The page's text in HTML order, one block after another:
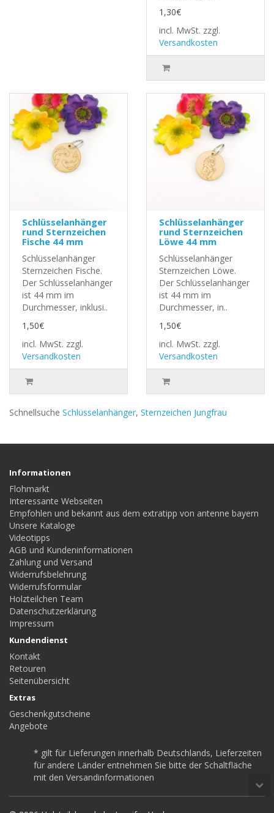
1,30€
incl. MwSt. zzgl.
Versandkosten
Schlüsselanhänger
rund Sternzeichen
Fische 44 mm
Schlüsselanhänger
Sternzeichen Fische.
Der Schlüsselanhänger
ist 44 mm im
Durchmesser, inklusi..
1,50€
incl. MwSt. zzgl.
Versandkosten
Schlüsselanhänger
rund Sternzeichen
Löwe 44 mm
Schlüsselanhänger
Sternzeichen Löwe.
Der Schlüsselanhänger
ist 44 mm im
Durchmesser, in..
1,50€
incl. MwSt. zzgl.
Versandkosten
Schnellsuche Schlüsselanhänger, Sternzeichen Jungfrau
Informationen
Flohmarkt
Interessante Webseiten
Empfohlen und bekannt aus dem extratipp von antenne bayern
Unsere Kataloge
Videotipps
AGB und Kundeninformationen
Zahlung und Versand
Widerrufsbelehrung
Widerrufsformular
Holzteilchen Team
Datenschutzerklärung
Impressum
Kundendienst
Kontakt
Retouren
Seitenübersicht
Extras
Geschenkgutscheine
Angebote
* gilt für Lieferungen innerhalb Deutschlands, Lieferzeiten
für andere Länder entnehmen Sie bitte der Schaltfläche
mit den Versandinformationen